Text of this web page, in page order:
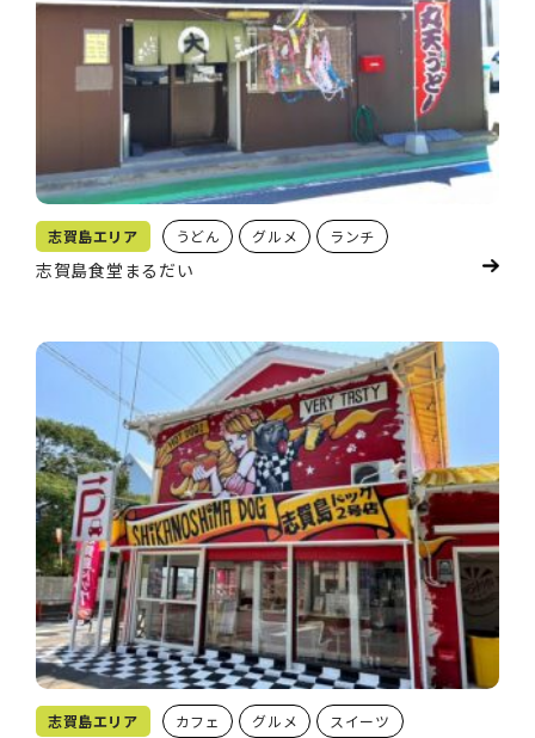
志賀島エリア うどん グルメ ランチ
志賀島食堂まるだい
志賀島エリア カフェ グルメ
スイーツ